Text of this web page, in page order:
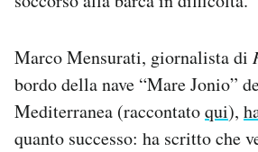
Newsletter
Regala il Post
Hai bisogno di aiuto?
Marco Mensurati, giornalista di
bordo della nave “Mare Jonio”
Mediterranea (raccontatoqui),
quanto successo: ha scritto che